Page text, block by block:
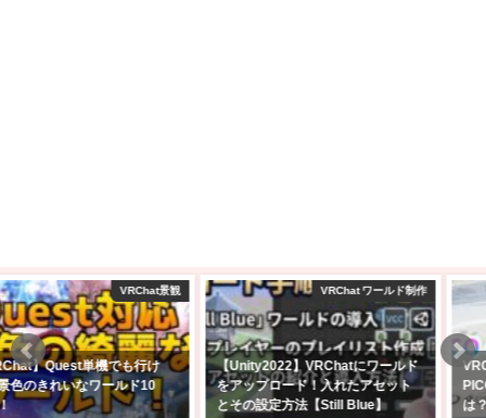
VRChat ワールド制作
【Unity2022】VRChatにワールド
をアップロード！入れたアセット
とその設定方法【Still Blue】
購入レビュー！
VRChatでフルトラで遊びたくて
PICO 4 Ultra購入した！スペック
は？バッテリー駆動時間は？